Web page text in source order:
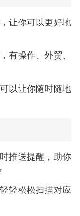
让你可以更好地
有操作、外贸、
以让你随时随地
推送提醒，助你
轻松松扫描对应